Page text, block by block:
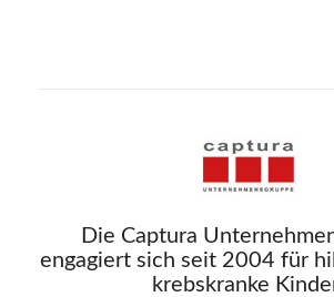
Die Captura
engagiert sich seit 2004 für
krebskranke